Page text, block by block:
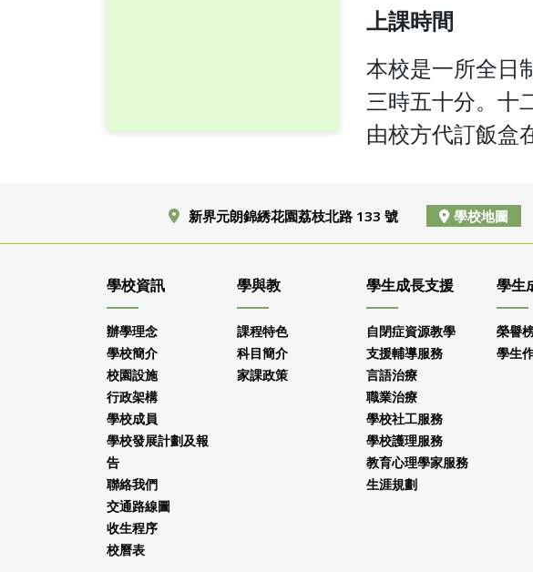
上課時間
本校是一所全日
三時五十分。十
由校方代訂飯盒
新界元朗錦綉花園荔枝北路 133 號 學校地圖
學校資訊
辦學理念
學校簡介
校園設施
行政架構
學校成員
學校發展計劃及報
告
聯絡我們
交通路線圖
收生程序
校曆表
學與教
課程特色
科目簡介
家課政策
學生成長支援
自閉症資源教學
支援輔導服務
言語治療
職業治療
學校社工服務
學校護理服務
教育心理學家服務
生涯規劃
學生
榮譽
學生